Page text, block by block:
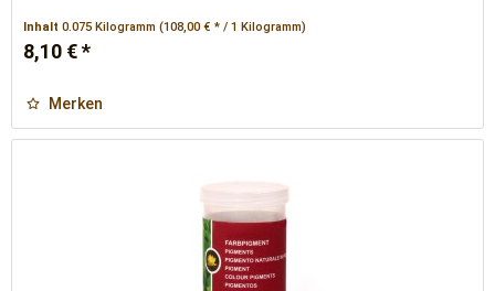
Inhalt0.075 Kilogramm(108,00 € * / 1 Kilogramm)
8,10 € *
Merken